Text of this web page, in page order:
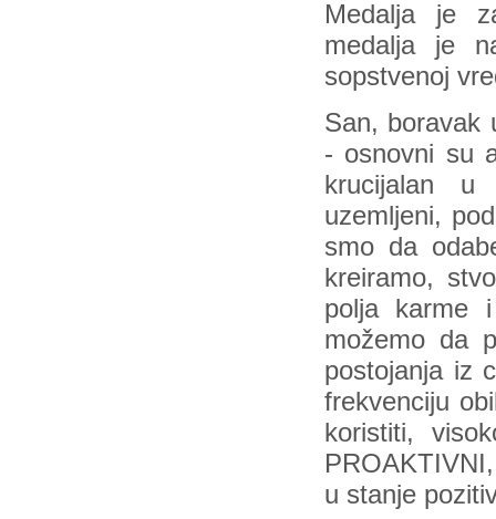
Medalja je
medalja je
sopstvenoj
San, boravak
- osnovni su
krucijalan u
uzemljeni,
smo da
kreiramo,
polja karme
možemo da
postojanja iz
frekvenciju
koristiti,
u stanje